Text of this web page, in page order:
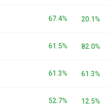
67.4% 20.1%
61.5% 82.0%
61.3% 61.3%
52.7% 12.5%